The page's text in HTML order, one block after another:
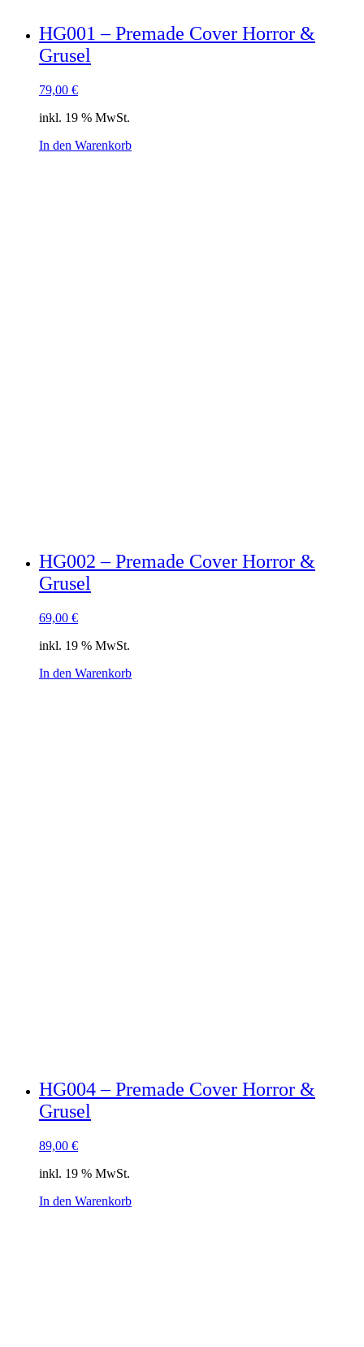
HG001 – Premade Cover Horror &
Grusel
79,00 €
inkl. 19 % MwSt.
In den Warenkorb
HG002 – Premade Cover Horror &
Grusel
69,00 €
inkl. 19 % MwSt.
In den Warenkorb
HG004 – Premade Cover Horror &
Grusel
89,00 €
inkl. 19 % MwSt.
In den Warenkorb